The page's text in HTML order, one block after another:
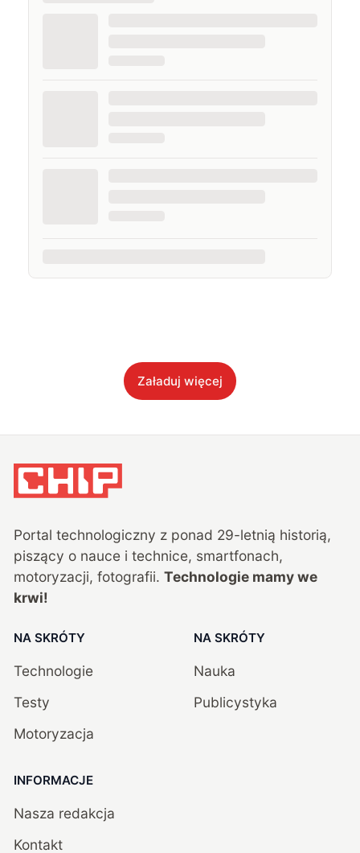
Załaduj więcej
Portal technologiczny z ponad 29-letnią historią,
piszący o nauce i technice, smartfonach,
motoryzacji, fotografii. Technologie mamy we
krwi!
NA SKRÓTY
Technologie
Testy
Motoryzacja
NA SKRÓTY
Nauka
Publicystyka
INFORMACJE
Nasza redakcja
Kontakt